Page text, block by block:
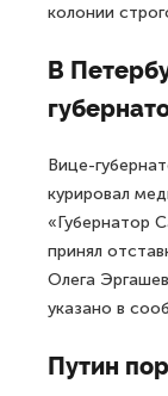
колонии
В
Вице-
курировал
«Губернатор
принял
Олега
указано в
Путин